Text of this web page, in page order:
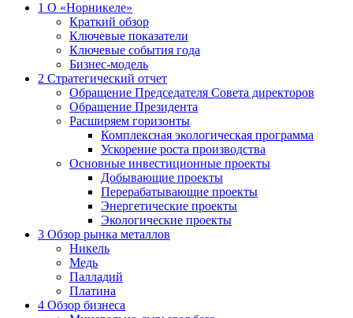
1 О «Норникеле»
Краткий обзор
Ключевые показатели
Ключевые события года
Бизнес-модель
2 Стратегический отчет
Обращение Председателя Совета директоров
Обращение Президента
Расширяем горизонты
Комплексная экологическая программа
Ускорение роста производства
Основные инвестиционные проекты
Добывающие проекты
Перерабатывающие проекты
Энергетические проекты
Экологические проекты
3 Обзор рынка металлов
Никель
Медь
Палладий
Платина
4 Обзор бизнеса